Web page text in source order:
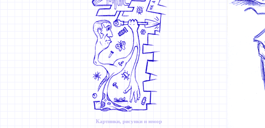
Картинки, рисунки и юмор